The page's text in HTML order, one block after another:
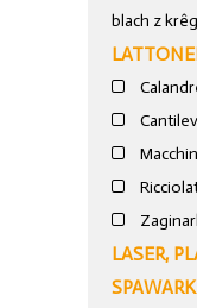
blach z
LASER,